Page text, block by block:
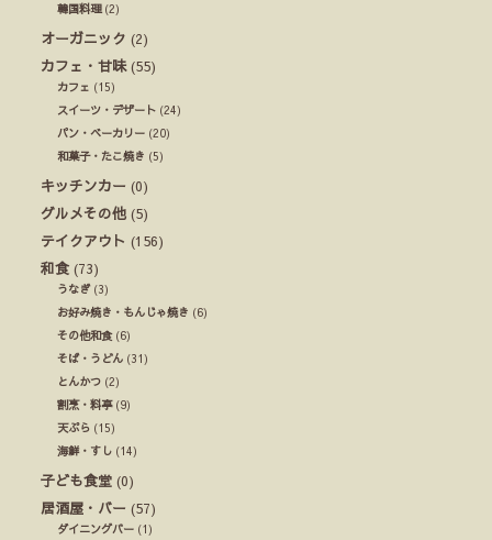
韓国料理(2)
オーガニック (2)
カフェ・甘味(55)
カフェ (15)
スイーツ・デザート (24)
パン・ベーカリー (20)
和菓子・たこ焼き (5)
キッチンカー (0)
グルメその他 (5)
テイクアウト (156)
和食 (73)
うなぎ(3)
お好み焼き・もんじゃ焼き (6)
その他和食(6)
そば・うどん (31)
とんかつ (2)
割烹・料亭(9)
天ぷら (15)
海鮮・すし (14)
子ども食堂 (0)
居酒屋・バー (57)
ダイニングバー (1)